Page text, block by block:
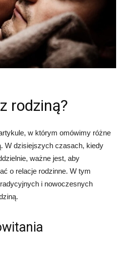
rodziną?
w którym omówimy różne
W dzisiejszych czasach, kiedy
ważne jest, aby
o relacje rodzinne. W tym
i nowoczesnych